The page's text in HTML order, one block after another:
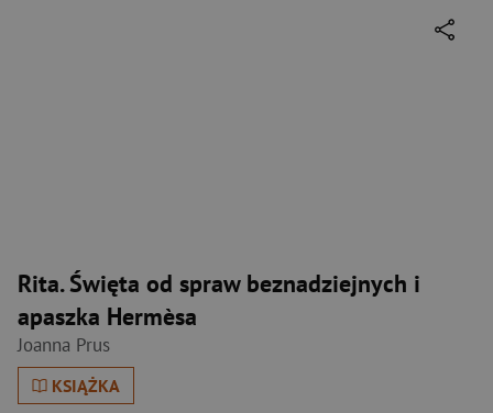
Rita. Święta od spraw beznadziejnych i
apaszka Hermèsa
Joanna Prus
KSIĄŻKA